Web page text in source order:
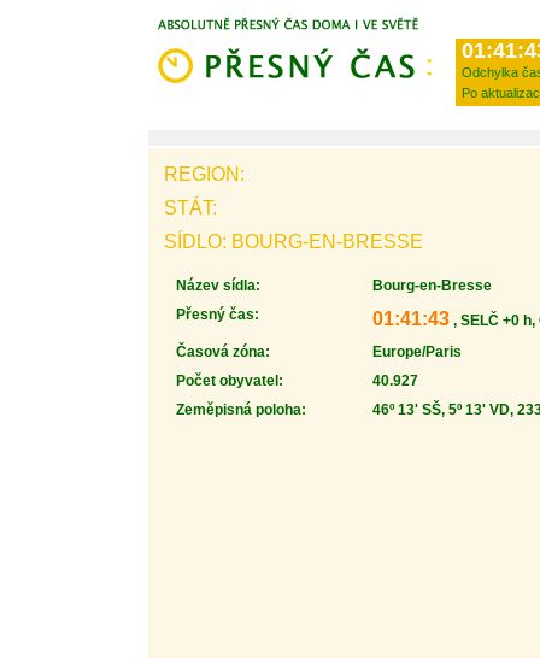
Odchylka
Po
REGION:
STÁT:
SÍDLO: BOURG-EN-BRESSE
Název sídla:
Bourg-en-Bresse
Přesný čas:
01:41:43 , SELČ +0 h,
Časová zóna:
Europe/Paris
Počet obyvatel:
40.927
Zeměpisná poloha:
46º 13' SŠ, 5º 13' VD,